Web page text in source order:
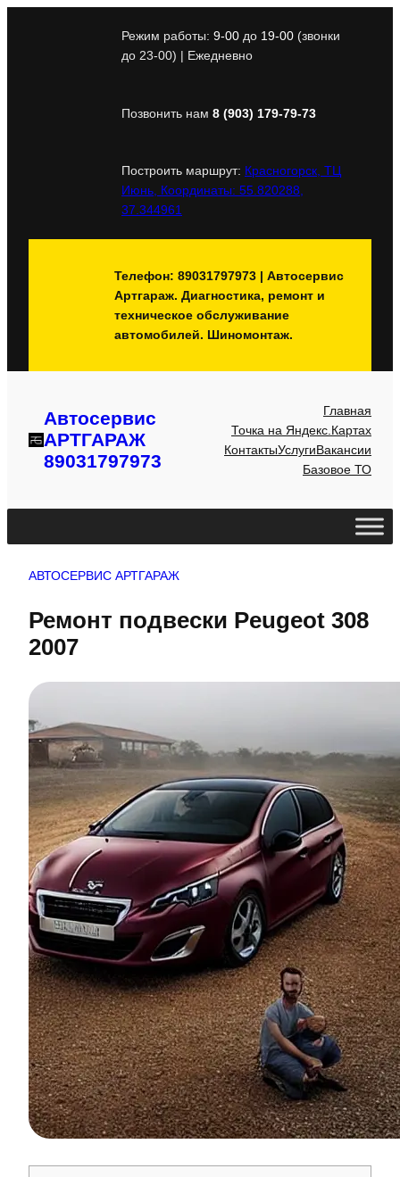
Режим работы: 9-00 до 19-00 (звонки
до 23-00) | Ежедневно
Позвонить нам 8 (903) 179-79-73
Построить маршрут: Красногорск, ТЦ
Июнь, Координаты: 55.820288,
37.344961
Телефон: 89031797973 | Автосервис
Артгараж. Диагностика, ремонт и
техническое обслуживание
автомобилей. Шиномонтаж.
Автосервис
АРТГАРАЖ
89031797973
Главная
Точка на Яндекс.Картах
КонтактыУслугиВакансии
Базовое ТО
АВТОСЕРВИС АРТГАРАЖ
Ремонт подвески Peugeot 308
2007